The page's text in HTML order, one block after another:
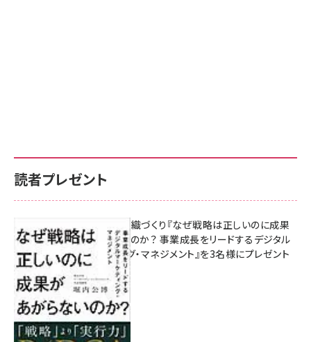
読者プレゼント
成果を生む組織づくり『なぜ戦略は正しいのに成果
があがらないのか？ 事業成長をリードするデジタル
マーケティング・マネジメント』を3名様にプレゼント
10:00